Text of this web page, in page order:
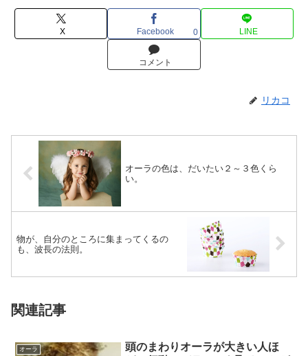
X Facebook 0 LINE
コメント
リカコ
オーラの色は、だいたい２～３色くら
い。
物が、自分のところに集まってくるの
も、波長の法則。
関連記事
オーラ
頭のまわりオーラが大きい人ほ